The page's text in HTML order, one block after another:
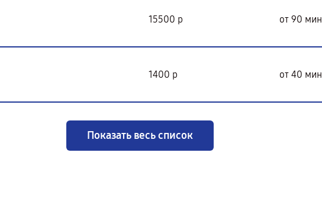
15500 р от 90 мин
1400 р от 40 мин
Показать весь список